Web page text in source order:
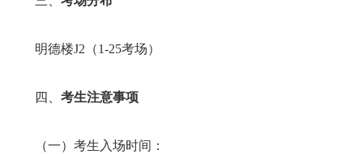
明德楼J2（1-25考场）
四、考生注意事项
（一）考生入场时间：